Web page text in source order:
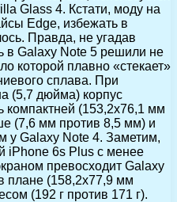
Glass 4. Кстати, моду на
Edge, избежать в
Правда, не угадав
в Galaxy Note 5 решили не
которой плавно «стекает»
сплава. При
(5,7 дюйма) корпус
компактней (153,2х76,1 мм
(7,6 мм против 8,5 мм) и
у Galaxy Note 4. Заметим,
iPhone 6s Plus с менее
превосходит Galaxy
плане (158,2х77,9 мм
(192 г против 171 г).